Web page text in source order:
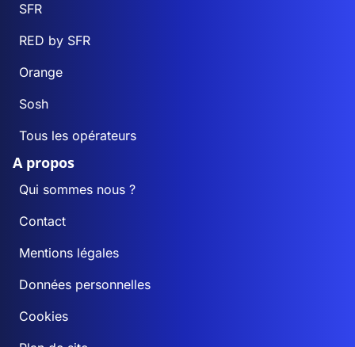
SFR
RED by SFR
Orange
Sosh
Tous les opérateurs
A propos
Qui sommes nous ?
Contact
Mentions légales
Données personnelles
Cookies